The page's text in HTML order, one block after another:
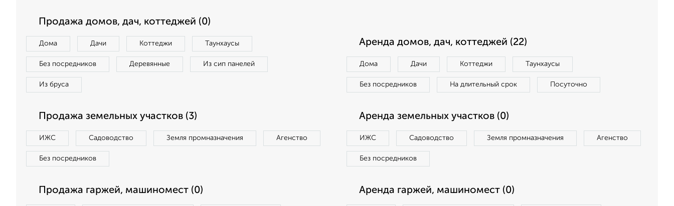
Продажа домов, дач, коттеджей (0)
Дома Дачи Коттеджи Таунхаусы
Без посредников Деревянные Из сип панелей
Из бруса
Аренда домов, дач, коттеджей (22)
Дома Дачи Коттеджи Таунхаусы
Без посредников На длительный срок Посуточно
Продажа земельных участков (3)
ИЖС Садоводство Земля промназначения Агенство
Без посредников
Аренда земельных участков (0)
ИЖС Садоводство Земля промназначения Агенство
Без посредников
Продажа гаржей, машиномест (0) Аренда гаржей, машиномест (0)